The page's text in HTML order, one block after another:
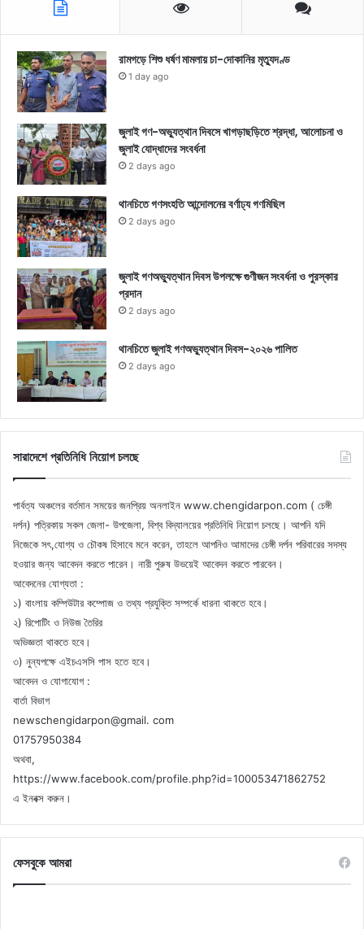
রামগড়ে শিশু ধর্ষণ মামলায় চা-দোকানির মৃত্যুদণ্ড
1 day ago
জুলাই গণ-অভ্যুত্থান দিবসে খাগড়াছড়িতে শ্রদ্ধা, আলোচনা ও
জুলাই যোদ্ধাদের সংবর্ধনা
2 days ago
থানচিতে গণসংহতি আন্দোলনের বর্ণাঢ্য গণমিছিল
2 days ago
জুলাই গণঅভ্যুত্থান দিবস উপলক্ষে গুণীজন সংবর্ধনা ও পুরস্কার
প্রদান
2 days ago
থানচিতে জুলাই গণঅভ্যুত্থান দিবস-২০২৬ পালিত
2 days ago
সারাদেশে প্রতিনিধি নিয়োগ চলছে
পার্বত্য অঞ্চলের বর্তমান সময়ের জনপ্রিয় অনলাইন www.chengidarpon.com ( চেঙ্গী
দর্পন) পত্রিকায় সকল জেলা- উপজেলা, বিশ্ব বিদ্যালয়ের প্রতিনিধি নিয়োগ চলছে। আপনি যদি
নিজেকে সৎ,যোগ্য ও চৌকষ হিসাবে মনে করেন, তাহলে আপনিও আমাদের চেঙ্গী দর্পন পরিবারের সদস্য
হওয়ার জন্য আবেদন করতে পারেন। নারী পুরুষ উভয়েই আবেদন করতে পারবেন।
আবেদনের যোগ্যতা :
১) বাংলায় কম্পিউটার কম্পোজ ও তথ্য প্রযুক্তি সম্পর্কে ধারনা থাকতে হবে।
২) রিপোটিং ও নিউজ তৈরির
অভিজ্ঞতা থাকতে হবে।
৩) নুন্যপক্ষে এইচএসসি পাস হতে হবে।
আবেদন ও যোগাযোগ :
বার্তা বিভাগ
newschengidarpon@gmail. com
01757950384
অথবা,
https://www.facebook.com/profile.php?id=100053471862752
এ ইনবক্স করুন।
ফেসবুকে আমরা